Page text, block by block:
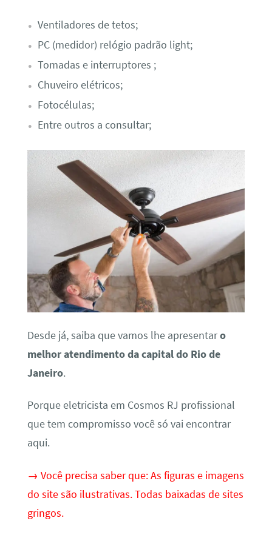
Ventiladores de tetos;
PC (medidor) relógio padrão light;
Tomadas e interruptores ;
Chuveiro elétricos;
Fotocélulas;
Entre outros a consultar;
Desde já, saiba que vamos lhe apresentaro
melhor atendimento da capital do Rio de
Janeiro.
Porque eletricista em Cosmos RJ profissional
que tem compromisso você só vai encontrar
aqui.
→ Você precisa saber que: As figuras e imagens
do site são ilustrativas. Todas baixadas de sites
gringos.